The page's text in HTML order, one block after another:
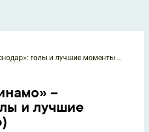
Обзор матча «Динамо» – «Краснодар»: голы и лучшие моменты (Видео)
–
и лучшие